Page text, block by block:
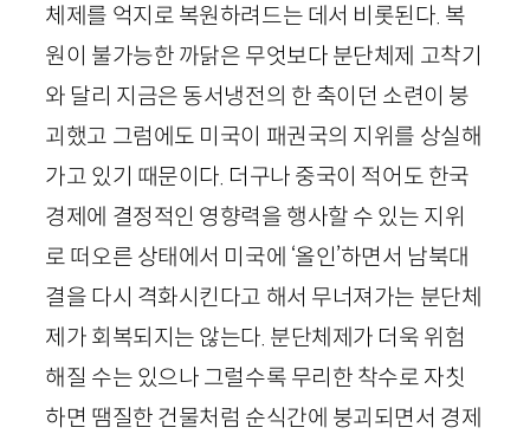
체제를 억지로 복원하려드는 데서 비롯된다. 복
원이 불가능한 까닭은 무엇보다 분단체제 고착기
와 달리 지금은 동서냉전의 한 축이던 소련이 붕
괴했고 그럼에도 미국이 패권국의 지위를 상실해
가고 있기 때문이다. 더구나 중국이 적어도 한국
경제에 결정적인 영향력을 행사할 수 있는 지위
로 떠오른 상태에서 미국에 ‘올인’하면서 남북대
결을 다시 격화시킨다고 해서 무너져가는 분단체
제가 회복되지는 않는다. 분단체제가 더욱 위험
해질 수는 있으나 그럴수록 무리한 착수로 자칫
하면 땜질한 건물처럼 순식간에 붕괴되면서 경제